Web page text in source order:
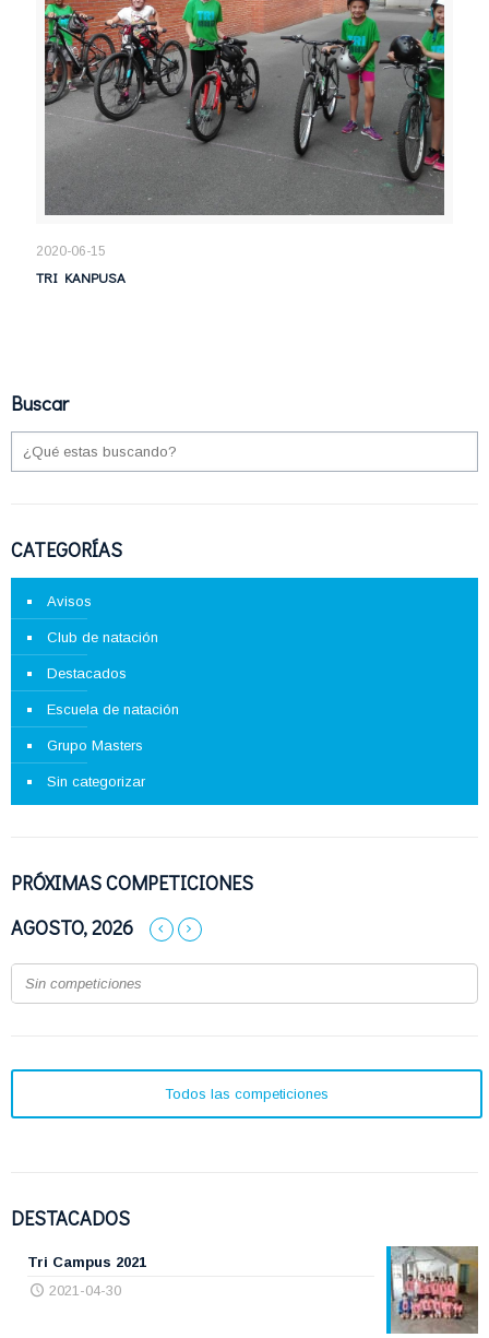
2020-06-15
TRI KANPUSA
Buscar
CATEGORÍAS
Avisos
Club de natación
Destacados
Escuela de natación
Grupo Masters
Sin categorizar
PRÓXIMAS COMPETICIONES
AGOSTO, 2026
Sin competiciones
Todos las competiciones
DESTACADOS
Tri Campus 2021
2021-04-30